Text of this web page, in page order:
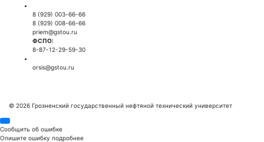
8 (929) 003-66-66
8 (929) 008-66-66
priem@gstou.ru
ФСПО:
8-87-12-29-59-30
orsis@gstou.ru
© 2026 Грозненский государственный нефтяной технический университет
Сообщить об ошибке
Опишите ошибку подробнее